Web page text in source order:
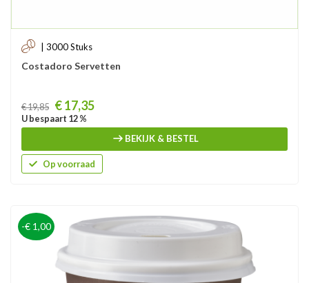
| 3000 Stuks
Costadoro Servetten
Prijs
€ 19,85 € 17,35
U bespaart 12 %
BEKIJK & BESTEL
Op voorraad
-€ 1,00